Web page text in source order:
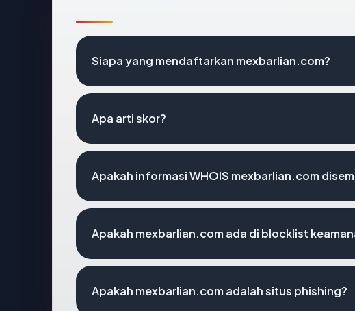
Siapa yang mendaftarkan mexbarlian.com?
Apa arti skor?
Apakah informasi WHOIS mexbarlian.com
Apakah mexbarlian.com ada di blocklist
Apakah mexbarlian.com adalah situs phishing?